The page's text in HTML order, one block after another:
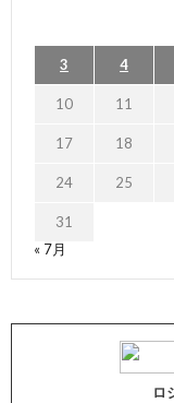
3 4
10 11
17 18
24 25
31
« 7月
ロ